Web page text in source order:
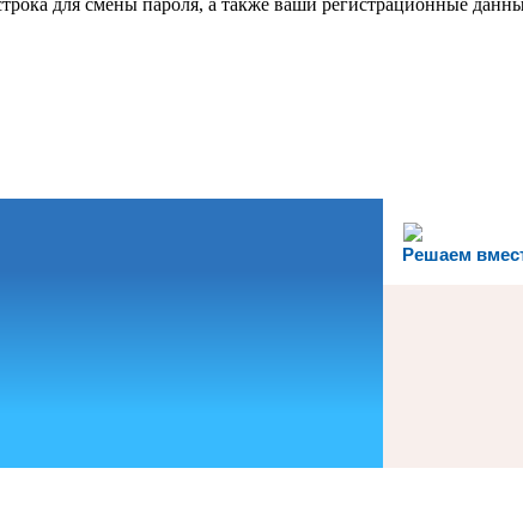
для смены пароля, а также ваши регистрационные
Решаем